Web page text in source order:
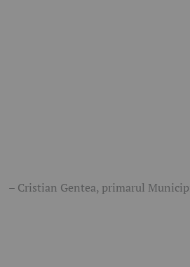
– Cristian Gentea, primarul